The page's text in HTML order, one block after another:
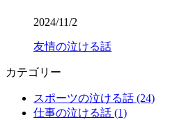
2024/11/2
友情の泣ける話
カテゴリー
スポーツの泣ける話 (24)
仕事の泣ける話 (1)